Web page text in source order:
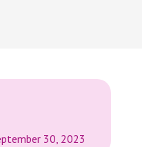
30, 2023